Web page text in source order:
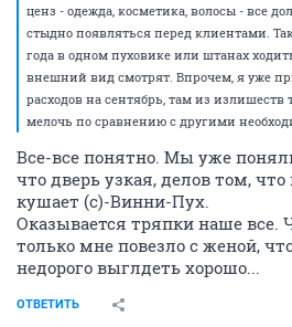
ценз - одежда, косметика, волосы - все
стыдно появляться перед клиентами.
года в одном пуховике или штанах
внешний вид смотрят. Впрочем, я уже
расходов на сентябрь, там из излишеств
мелочь по сравнению с другими
Все-все понятно. Мы уже
что дверь узкая, делов том,
кушает (с)-Винни-Пух.
Оказывается тряпки наше все.
только мне повезло с женой,
недорого выглдеть хорошо...
ОТВЕТИТЬ